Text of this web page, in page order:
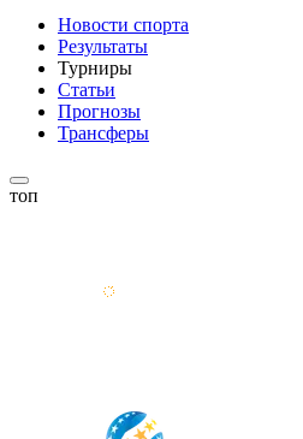
Новости спорта
Результаты
Турниры
Статьи
Прогнозы
Трансферы
топ